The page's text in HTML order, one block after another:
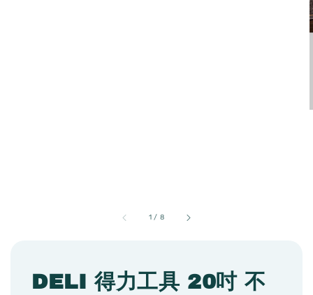
1 / 8
DELI 得力工具 20吋 不